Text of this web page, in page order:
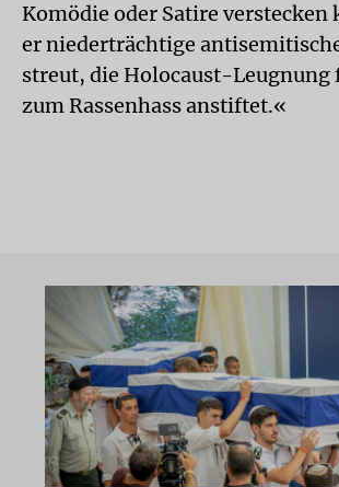
Komödie oder Satire verstecken
er niederträchtige
streut, die Holocaust-Leugnung
zum Rassenhass anstiftet.«